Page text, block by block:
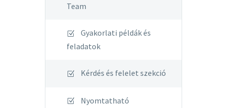
Team
Gyakorlati példák és
feladatok
Kérdés és felelet szekció
Nyomtatható